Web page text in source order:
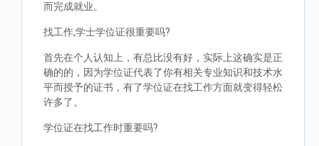
而完成就业。
找工作,学士学位证很重要吗?
首先在个人认知上，有总比没有好，实际上这确实是正
确的的，因为学位证代表了你有相关专业知识和技术水
平而授予的证书，有了学位证在找工作方面就变得轻松
许多了。
学位证在找工作时重要吗?